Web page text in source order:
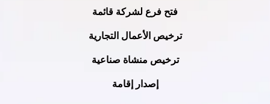
فتح فرع لشركة قائمة
ترخيص الأعمال التجارية
ترخيص منشاة صناعية
إصدار إقامة